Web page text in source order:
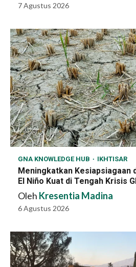
7 Agustus 2026
GNA KNOWLEDGE HUB IKHTISAR
Meningkatkan Kesiapsiagaan
El Niño Kuat di Tengah Krisis
Oleh Kresentia Madina
6 Agustus 2026